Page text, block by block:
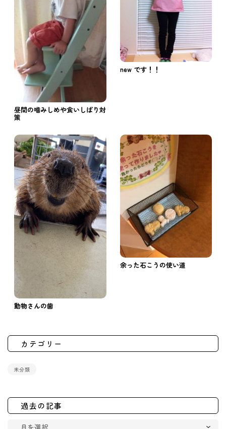
昼間の噛みしめや食いしばり対
策
new です！！
動物さんの歯
余った石こうの使い道
カテゴリー
未分類
過去の記事